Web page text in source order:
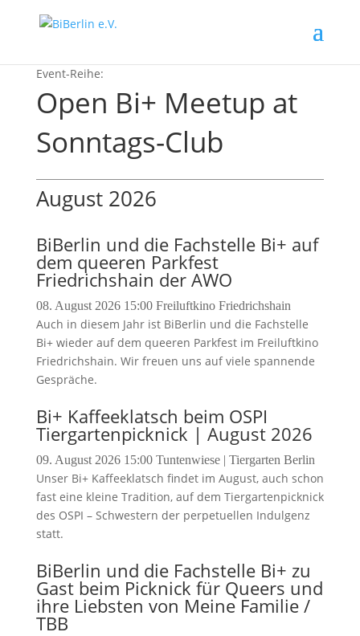
Open Bi+ Meetup at
Sonntags-Club
August 2026
BiBerlin und die Fachstelle Bi+ auf
dem queeren Parkfest
Friedrichshain der AWO
08. August 202615:00 Freiluftkino Friedrichshain
Auch in diesem Jahr ist BiBerlin und die Fachstelle
Bi+ wieder auf dem queeren Parkfest im Freiluftkino
Friedrichshain. Wir freuen uns auf viele spannende
Gespräche.
Bi+ Kaffeeklatsch beim OSPI
Tiergartenpicknick | August 2026
09. August 202615:00 Tuntenwiese | Tiergarten Berlin
Unser Bi+ Kaffeeklatsch findet im August, auch schon
fast eine kleine Tradition, auf dem Tiergartenpicknick
des OSPI – Schwestern der perpetuellen Indulgenz
statt.
BiBerlin und die Fachstelle Bi+ zu
Gast beim Picknick für Queers und
ihre Liebsten von Meine Familie /
TBB